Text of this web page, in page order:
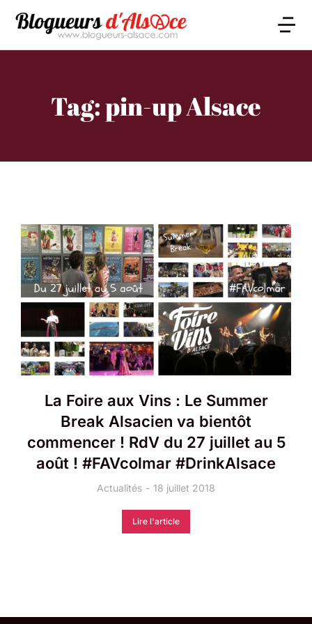
Tag: pin-up Alsace
La Foire aux Vins : Le Summer
Break Alsacien va bientôt
commencer ! RdV du 27 juillet au 5
août ! #FAVcolmar ​#DrinkAlsace
Actualités 18 juillet 2018
Lire l'article